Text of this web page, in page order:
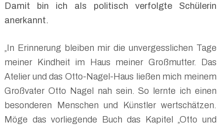
Damit bin ich als politisch verfolgte Schülerin
anerkannt.
„In Erinnerung bleiben mir die unvergesslichen Tage
meiner Kindheit im Haus meiner Großmutter. Das
Atelier und das Otto-Nagel-Haus ließen mich meinem
Großvater Otto Nagel nah sein. So lernte ich einen
besonderen Menschen und Künstler wertschätzen.
Möge das vorliegende Buch das Kapitel „Otto und